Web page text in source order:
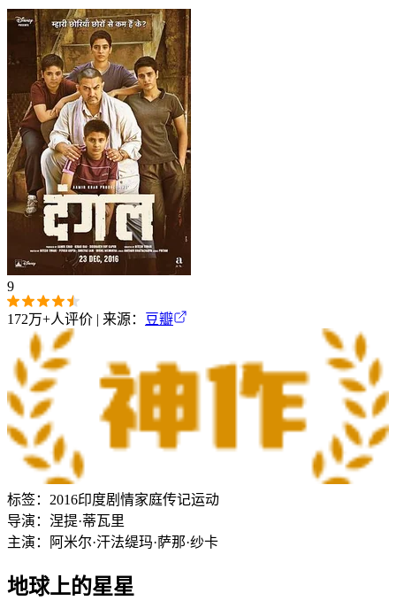
9
172万+人评价 | 来源： 豆瓣
标签： 2016印度剧情家庭传记运动
导演： 涅提·蒂瓦里
主演：
阿米尔·汗法缇玛·萨那·纱卡
地球上的星星